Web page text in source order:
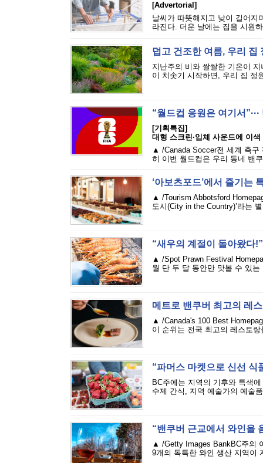
[Advertorial]
날씨가 따뜻해지고 낮이 길어지
라진다. 더운 날에는 집을 시원
덥고 건조한 여름, 우리
지난주의 비와 쌀쌀한 기온이
이 치솟기 시작하면, 우리 집 정
“월드컵 응원은 여기서
[기획특집]
대형 스크린·입체 사운드에 이
▲ /Canada Soccer 전 세계 축구
히 이번 월드컵은 우리 동네 밴
‘아보츠포드’에서 즐기는
▲ /Tourism Abbotsford
도시(City in the Country)’라는
“새우의 계절이 돌아왔다
▲ /Spot Prawn Festival
월 단 두 달 동안만 맛볼 수 있
메트로 밴쿠버 최고의 레
▲ /Canada's 100 Best
이 순위는 전국 최고의 레스토
“파머스 마켓으로 신선
BC주에는 지역의 기후와 특색
수제 간식, 지역 예술가의 예술
“밴쿠버 근교에서 와인을
▲ /Getty Images BankBC주의
9개의 독특한 와인 생산 지역이